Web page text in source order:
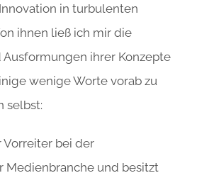
in turbulenten
ihnen ließ ich mir die
ihrer Konzepte
wenige Worte vorab zu
selbst:
Vorreiter bei der
Medienbranche und besitzt